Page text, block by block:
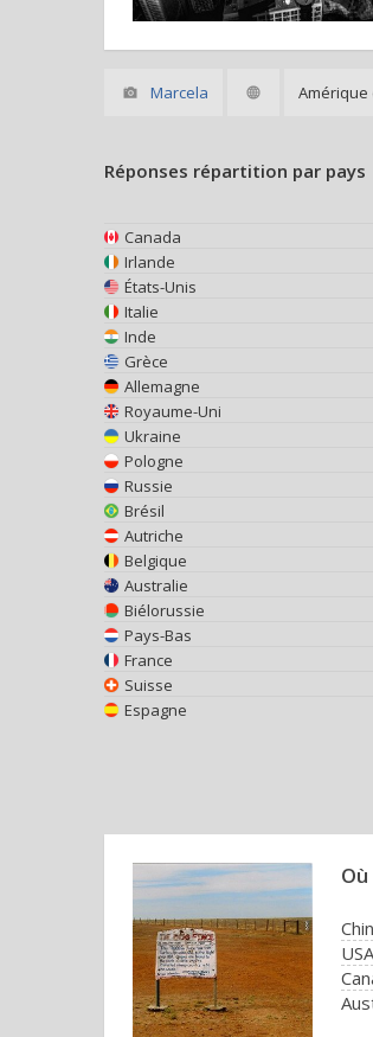
Marcela Amérique
Réponses répartition par pays
Canada
Irlande
États-Unis
Italie
Inde
Grèce
Allemagne
Royaume-Uni
Ukraine
Pologne
Russie
Brésil
Autriche
Belgique
Australie
Biélorussie
Pays-Bas
France
Suisse
Espagne
USA